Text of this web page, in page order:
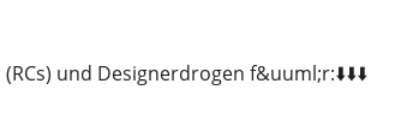
und Designerdrogen f&uuml;r:⬇️⬇️⬇️